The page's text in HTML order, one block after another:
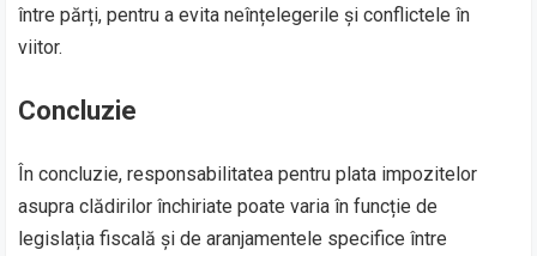
între părți, pentru a evita neînțelegerile și conflictele în
viitor.
Concluzie
În concluzie, responsabilitatea pentru plata impozitelor
asupra clădirilor închiriate poate varia în funcție de
legislația fiscală și de aranjamentele specifice între